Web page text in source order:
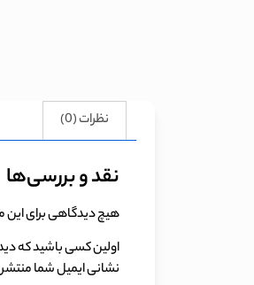
نظرات (0)
نقد و بررسی‌ها
هیچ دیدگاهی برای
اولین کسی باشید که
نشانی ایمیل شما